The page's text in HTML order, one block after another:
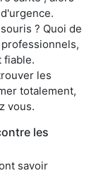
? Quoi de
fiable.
les
totalement,
vous.
les
savoir